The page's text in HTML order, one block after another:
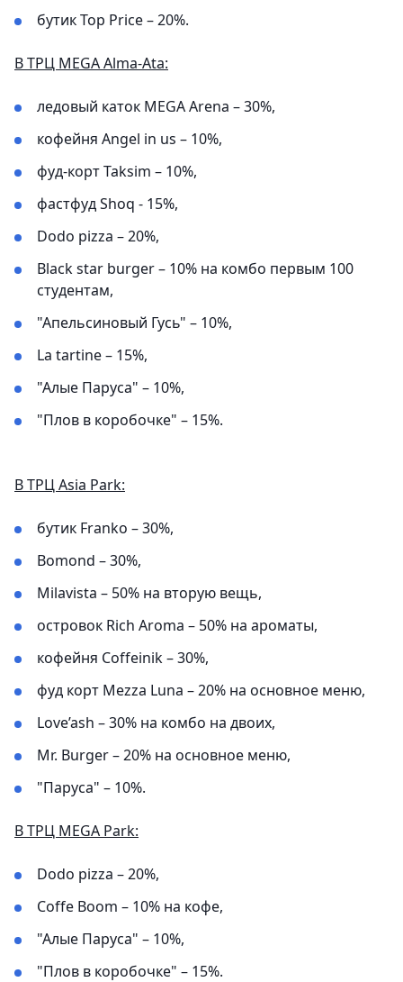
бутик Top Price – 20%.
В ТРЦ MEGA Alma-Ata:
ледовый каток MEGA Arena – 30%,
кофейня Angel in us – 10%,
фуд-корт Taksim – 10%,
фастфуд Shoq - 15%,
Dodo pizza – 20%,
Black star burger – 10% на комбо первым 100
студентам,
"Апельсиновый Гусь" – 10%,
La tartine – 15%,
"Алые Паруса" – 10%,
"Плов в коробочке" – 15%.
В ТРЦ Asia Park:
бутик Franko – 30%,
Bomond – 30%,
Milavista – 50% на вторую вещь,
островок Rich Aroma – 50% на ароматы,
кофейня Coffeinik – 30%,
фуд корт Mezza Luna – 20% на основное меню,
Love’ash – 30% на комбо на двоих,
Mr. Burger – 20% на основное меню,
"Паруса" – 10%.
В ТРЦ MEGA Park:
Dodo pizza – 20%,
Coffe Boom – 10% на кофе,
"Алые Паруса" – 10%,
"Плов в коробочке" – 15%.